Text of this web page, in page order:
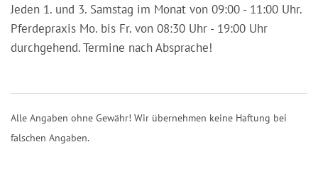
Jeden 1. und 3. Samstag im Monat von 09:00 - 11:00 Uhr.
Pferdepraxis Mo. bis Fr. von 08:30 Uhr - 19:00 Uhr
durchgehend. Termine nach Absprache!
Alle Angaben ohne Gewähr! Wir übernehmen keine Haftung bei
falschen Angaben.